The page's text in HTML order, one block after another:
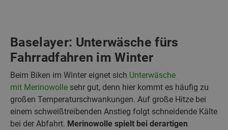
Baselayer: Unterwäsche fürs
Fahrradfahren im Winter
Beim Biken im Winter eignet sich Unterwäsche
mit Merinowolle sehr gut, denn hier kommt es häufig zu
großen Temperaturschwankungen. Auf große Hitze bei
einem schweißtreibenden Anstieg folgt schneidende Kälte
bei der Abfahrt. Merinowolle spielt bei derartigen